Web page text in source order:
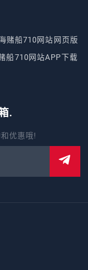
赌船710网站网页版
船710网站APP下载
.
优惠哦!